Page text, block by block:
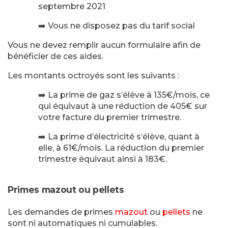
septembre 2021
➡️ Vous ne disposez pas du tarif social
Vous ne devez remplir aucun formulaire afin de
bénéficier de ces aides.
Les montants octroyés sont les suivants :
➡️ La prime de gaz s’élève à 135€/mois, ce
qui équivaut à une réduction de 405€ sur
votre facture du premier trimestre.
➡️ La prime d’électricité s’élève, quant à
elle, à 61€/mois. La réduction du premier
trimestre équivaut ainsi à 183€.
Primes mazout ou pellets
Les demandes de primes mazout ou pellets ne
sont ni automatiques ni cumulables.